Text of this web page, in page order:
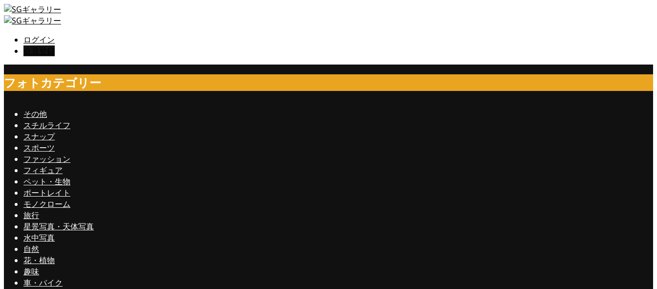
ログイン
フォトカテゴリー
その他
スチルライフ
スナップ
スポーツ
ファッション
フィギュア
ペット・生物
ポートレイト
モノクローム
旅行
星景写真・天体写真
水中写真
自然
花・植物
趣味
車・バイク